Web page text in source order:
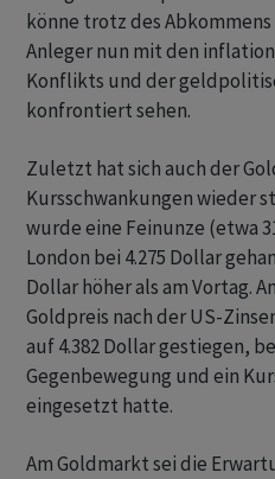
könne trotz des Abkommens
Anleger nun mit den
Konflikts und der
konfrontiert sehen.
Zuletzt hat sich auch der
Kursschwankungen wieder
wurde eine Feinunze (etwa
London bei 4.275 Dollar
Dollar höher als am Vortag.
Goldpreis nach der US-
auf 4.382 Dollar gestiegen,
Gegenbewegung und ein
eingesetzt hatte.
Am Goldmarkt sei die